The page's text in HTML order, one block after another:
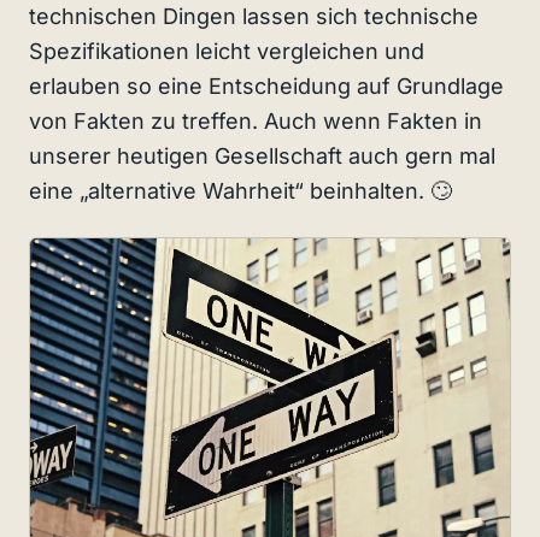
technischen Dingen lassen sich technische
Spezifikationen leicht vergleichen und
erlauben so eine Entscheidung auf Grundlage
von Fakten zu treffen. Auch wenn Fakten in
unserer heutigen Gesellschaft auch gern mal
eine „alternative Wahrheit“ beinhalten. 🙄